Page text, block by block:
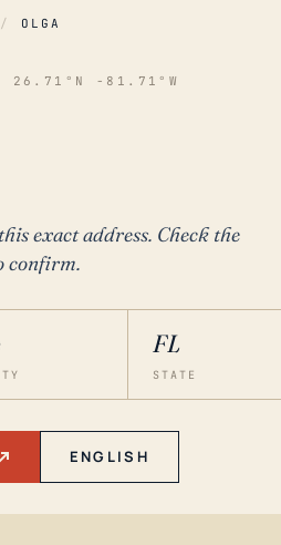
/ OLGA
26.71°N -81.71°W
exact address. Check the
confirm.
FL
STATE
ENGLISH